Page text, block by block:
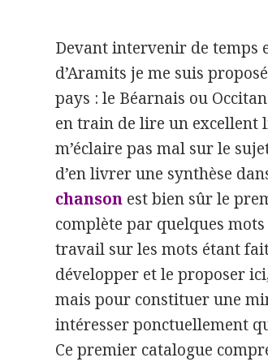
Devant intervenir de temps
d’Aramits je me suis
pays : le Béarnais ou
en train de lire un excellent
m’éclaire pas mal sur le
d’en livrer une synthèse
chanson est bien sûr le
complète par quelques mots
travail sur les mots étant
développer et le proposer
mais pour constituer une
intéresser ponctuellement
Ce premier catalogue